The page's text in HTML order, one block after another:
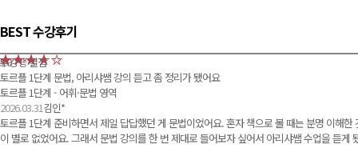
BEST 수강후기
수강생 별점
5.0
토르플 1단계 문법, 아리샤쌤 강의 듣고 좀 정리가 됐어요
토르플 1단계 - 어휘·문법 영역
2026.03.31김인*
토르플 1단계 준비하면서 제일 답답했던 게 문법이었어요. 혼자 책으로 볼 때는 분명 이해
이 별로 없었어요. 그래서 문법 강의를 한 번 제대로 들어보자 싶어서 아리샤쌤 수업을 듣게